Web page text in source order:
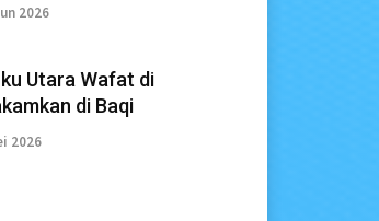
2026
Utara Wafat di
di Baqi
2026